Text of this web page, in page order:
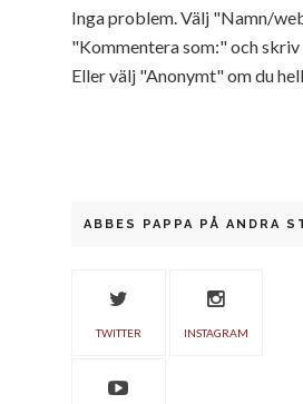
Inga problem. Välj "Namn/
"Kommentera som:" och skriv
Eller välj "Anonymt" om du
ABBES PAPPA PÅ ANDRA
TWITTER INSTAGRAM